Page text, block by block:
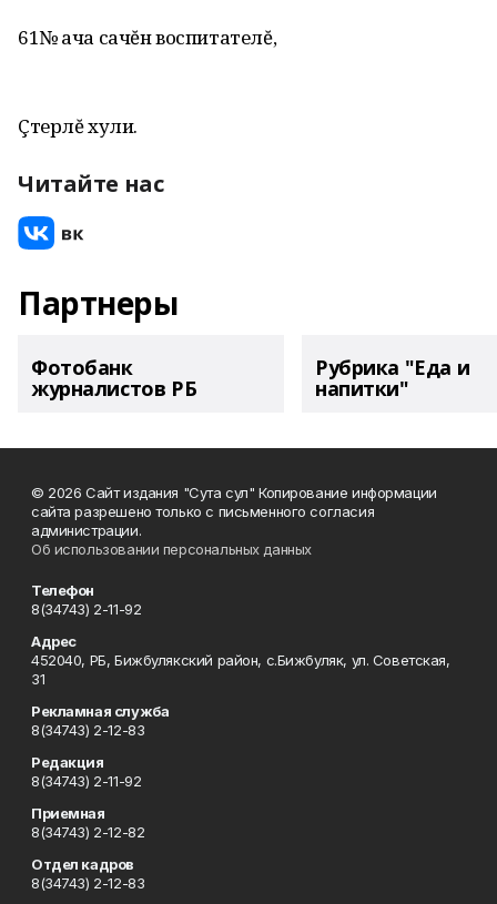
61№ ача сачĕн воспитателĕ‚
Çтерлĕ хули.
Читайте нас
Партнеры
Фотобанк
журналистов РБ
Рубрика "Еда и
напитки"
© 2026 Сайт издания "Сута сул" Копирование информации
сайта разрешено только с письменного согласия
администрации.
Об использовании персональных данных
Телефон
8(34743) 2-11-92
Адрес
452040, РБ, Бижбулякский район, с.Бижбуляк, ул. Советская,
31
Рекламная служба
8(34743) 2-12-83
Редакция
8(34743) 2-11-92
Приемная
8(34743) 2-12-82
Отдел кадров
8(34743) 2-12-83